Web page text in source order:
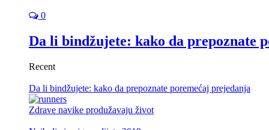
0
Da li bindžujete: kako da prepoznate
Recent
Da li bindžujete: kako da prepoznate poremećaj prejedanja
Zdrave navike produžavaju život